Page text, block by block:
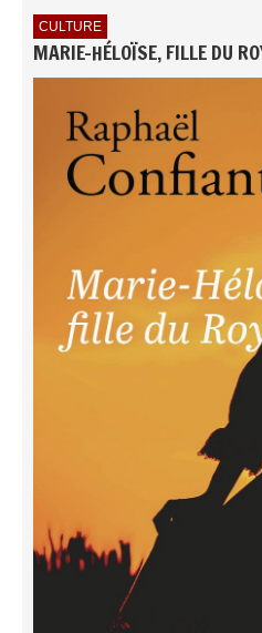
CULTURE
MARIE-HÉLOÏSE, FILLE DU